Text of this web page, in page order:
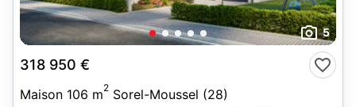
5
318 950 €
Maison 106 m2 Sorel-Moussel (28)